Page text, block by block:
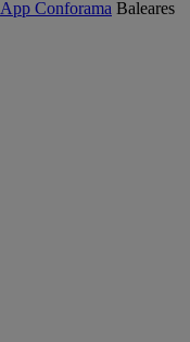
App Conforama Baleares